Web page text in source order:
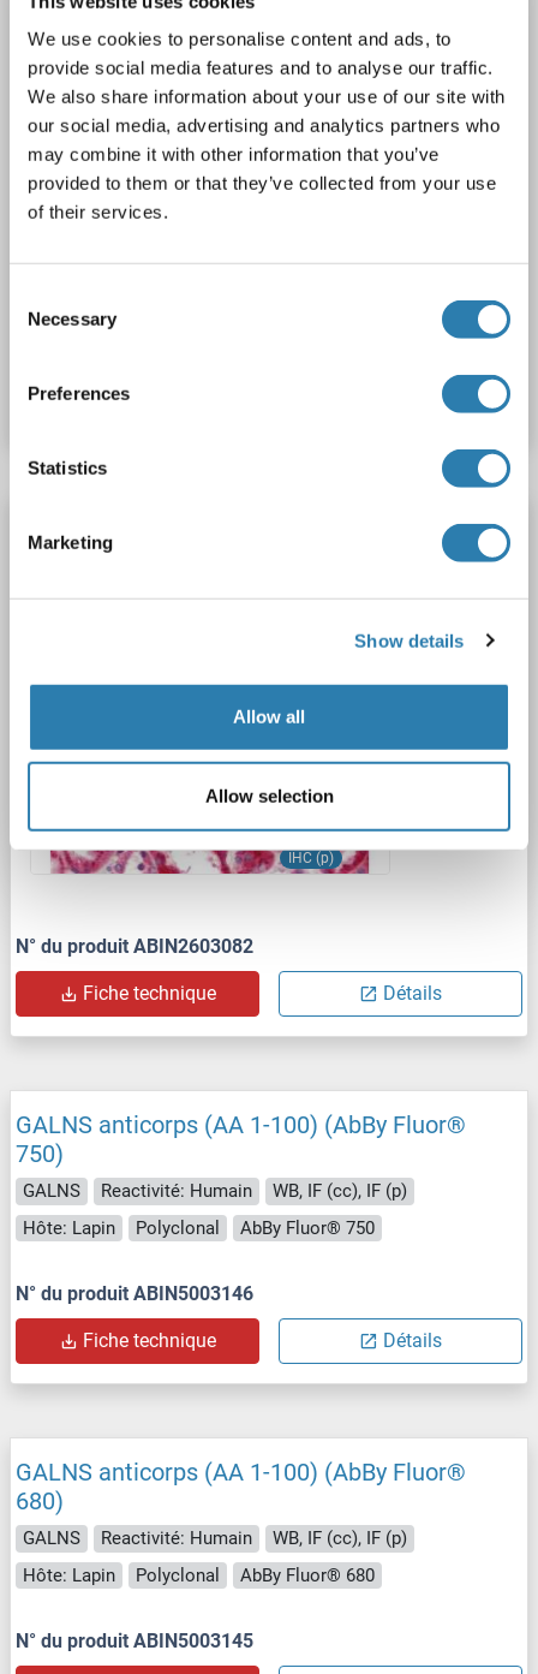
We use cookies to personalise content and ads, to
provide social media features and to analyse our traffic.
We also share information about your use of our site with
our social media, advertising and analytics partners who
may combine it with other information that you’ve
provided to them or that they’ve collected from your use
of their services.
Selection
Necessary
Preferences
Statistics
Marketing
Show details
Allow all
Allow selection
WB
1 image
Fiche technique
GALNS anticorps (FITC)
WB, ELISA, IHC, IHC (p)
Hôte: Lapin
Polyclonal FITC
IHC (p)
N° du produit ABIN2603082
Fiche technique Détails
GALNS anticorps (AA 1-100) (AbBy Fluor®
750)
GALNS Reactivité: Humain
WB, IF (cc), IF (p)
Hôte: Lapin
Polyclonal AbBy Fluor® 750
N° du produit ABIN5003146
Fiche technique Détails
GALNS anticorps (AA 1-100) (AbBy Fluor®
680)
GALNS Reactivité: Humain
WB, IF (cc), IF (p)
Hôte: Lapin
Polyclonal AbBy Fluor® 680
N° du produit ABIN5003145